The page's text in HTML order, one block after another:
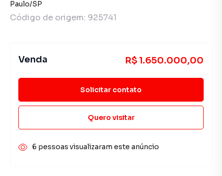
Paulo/SP
Código de origem: 925741
Venda R$ 1.650.000,00
Solicitar contato
Quero visitar
6 pessoas visualizaram este anúncio